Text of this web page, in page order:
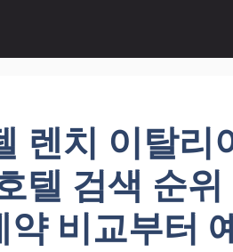
렌치 이탈리
텔 검색 순
비교부터